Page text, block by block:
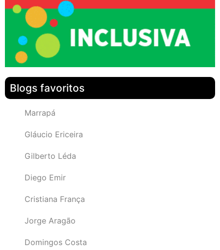
Blogs favoritos
Marrapá
Gláucio Ericeira
Gilberto Léda
Diego Emir
Cristiana França
Jorge Aragão
Domingos Costa